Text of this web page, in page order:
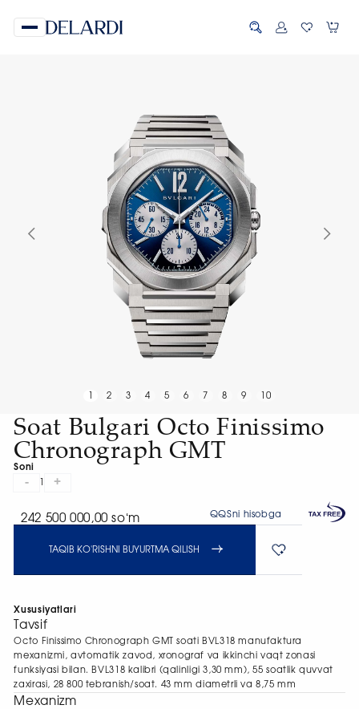
2 3 4 5 6 7 8 9 10
Soat Bulgari Octo Finissimo
Chronograph GMT
Soni
- +
242 500 000,00 soʻm QQSni hisobga
TAQIB KO'RISHNI BUYURTMA QILISH
Xususiyatlari
Tavsif
Octo Finissimo Chronograph GMT soati BVL318 manufaktura
mexanizmi, avtomatik zavod, xronograf va ikkinchi vaqt zonasi
funksiyasi bilan. BVL318 kalibri (qalinligi 3,30 mm), 55 soatlik quvvat
zaxirasi, 28 800 tebranish/soat. 43 mm diametrli va 8,75 mm
Mexanizm